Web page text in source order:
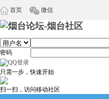
首页 微信
密码
只需一步，快速开始
扫一扫，访问移动社区